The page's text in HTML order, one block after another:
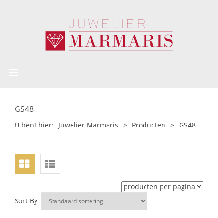
GS48
U bent hier: Juwelier Marmaris > Producten > GS48
Sort By